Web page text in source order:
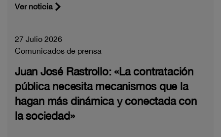
Ver noticia
27 Julio 2026
Comunicados de prensa
Juan José Rastrollo: «La contratación
pública necesita mecanismos que la
hagan más dinámica y conectada con
la sociedad»